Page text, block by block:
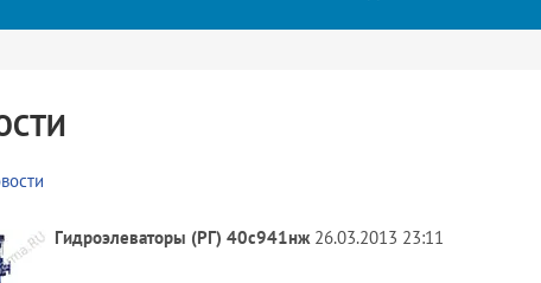
Гидроэлеваторы (РГ) 40с941нж26.03.2013 23:11